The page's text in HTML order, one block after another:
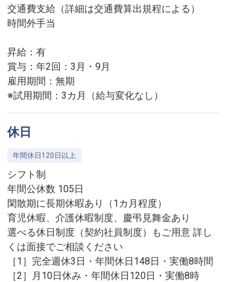
交通費支給（詳細は交通費算出規程による）
時間外手当
昇給：有
賞与：年2回：3月・9月
雇用期間：無期
※試用期間：3カ月（給与変化なし）
休日
年間休日120日以上
シフト制
年間公休数 105日
閑散期に長期休暇あり（1カ月程度）
育児休暇、介護休暇制度、慶弔見舞金あり
選べる休日制度（契約社員制度）もご用意 詳し
くは面接でご相談ください
［1］完全週休3日・年間休日148日・実働8時間
［2］月10日休み・年間休日120日・実働8時